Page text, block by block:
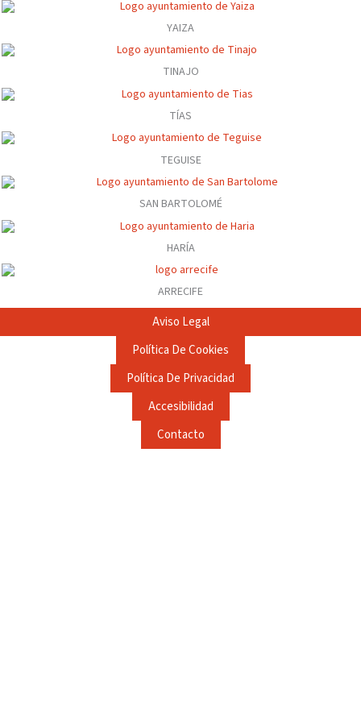
YAIZA
TINAJO
TÍAS
TEGUISE
SAN BARTOLOMÉ
HARÍA
ARRECIFE
Aviso Legal
Política De Cookies
Política De Privacidad
Accesibilidad
Contacto